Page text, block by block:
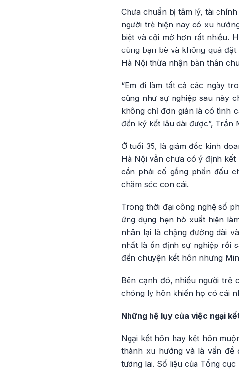
Chưa chuẩn bị tâm lý, tài
người trẻ hiện nay có xu
biệt và cởi mở hơn rất nhiều.
cùng bạn bè và không quá
Hà Nội thừa nhận bản thân
“Em đi làm tất cả các ngày
cũng như sự nghiệp sau này
không chỉ đơn giản là có tình
đến ký kết lâu dài được”, Trần
Ở tuổi 35, là giám đốc kinh
Hà Nội vẫn chưa có ý định
cần phải cố gắng phấn đấu
chăm sóc con cái.
Trong thời đại công nghệ số
ứng dụng hẹn hò xuất hiện
nhân lại là chặng đường dài
nhất là ổn định sự nghiệp rồi
đến chuyện kết hôn nhưng
Bên cạnh đó, nhiều người trẻ
chóng ly hôn khiến họ có cái
Những hệ lụy của việc ngại
Ngại kết hôn hay kết hôn
thành xu hướng và là vấn đề
tương lai. Số liệu của Tổng